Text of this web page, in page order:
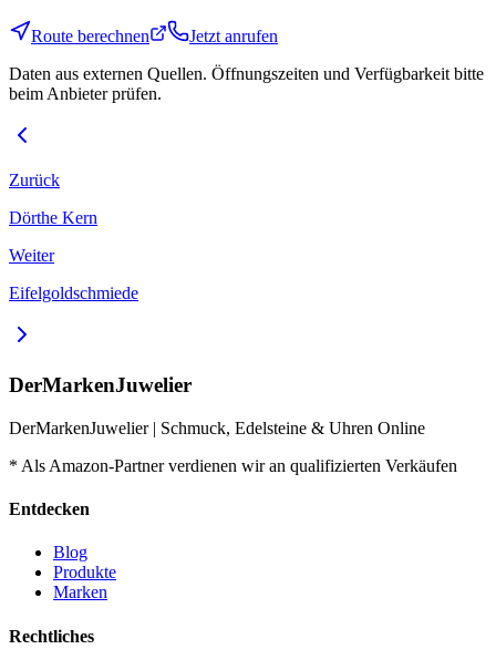
Route berechnen
Jetzt anrufen
Daten aus externen Quellen. Öffnungszeiten und Verfügbarkeit bitte
beim Anbieter prüfen.
Zurück
Dörthe Kern
Weiter
Eifelgoldschmiede
DerMarkenJuwelier
DerMarkenJuwelier | Schmuck, Edelsteine & Uhren Online
* Als Amazon-Partner verdienen wir an qualifizierten Verkäufen
Entdecken
Blog
Produkte
Marken
Rechtliches